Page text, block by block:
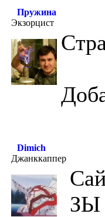
Пружина
Экзорцист
Dimich
Джанккаппер
ЗЫ